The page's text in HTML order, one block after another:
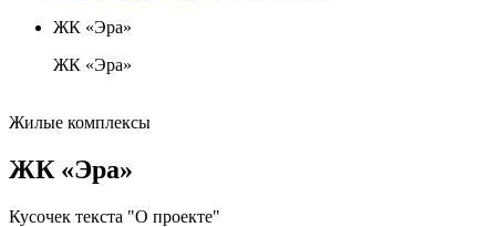
ЖК «Эра»
ЖК «Эра»
Жилые комплексы
ЖК «Эра»
Кусочек текста "О проекте"